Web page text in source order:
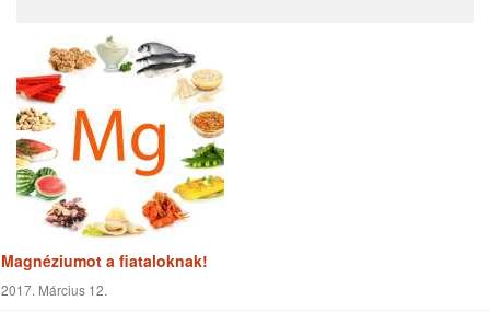
Magnéziumot a fiataloknak!
2017. Március 12.